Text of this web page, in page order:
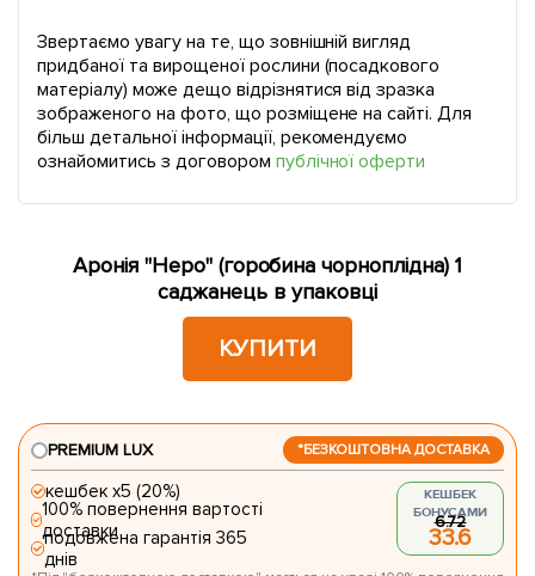
Звертаємо увагу на те, що зовнішній вигляд
придбаної та вирощеної рослини (посадкового
матеріалу) може дещо відрізнятися від зразка
зображеного на фото, що розміщене на сайті. Для
більш детальної інформації, рекомендуємо
ознайомитись з договором публічної оферти
Аронія "Неро" (горобина чорноплідна) 1
саджанець в упаковці
КУПИТИ
*БЕЗКОШТОВНА ДОСТАВКА
PREMIUM LUX
кешбек х5 (20%)
100% повернення вартості
доставки
подовжена гарантія 365
днів
КЕШБЕК
БОНУСАМИ
6.72
33.6